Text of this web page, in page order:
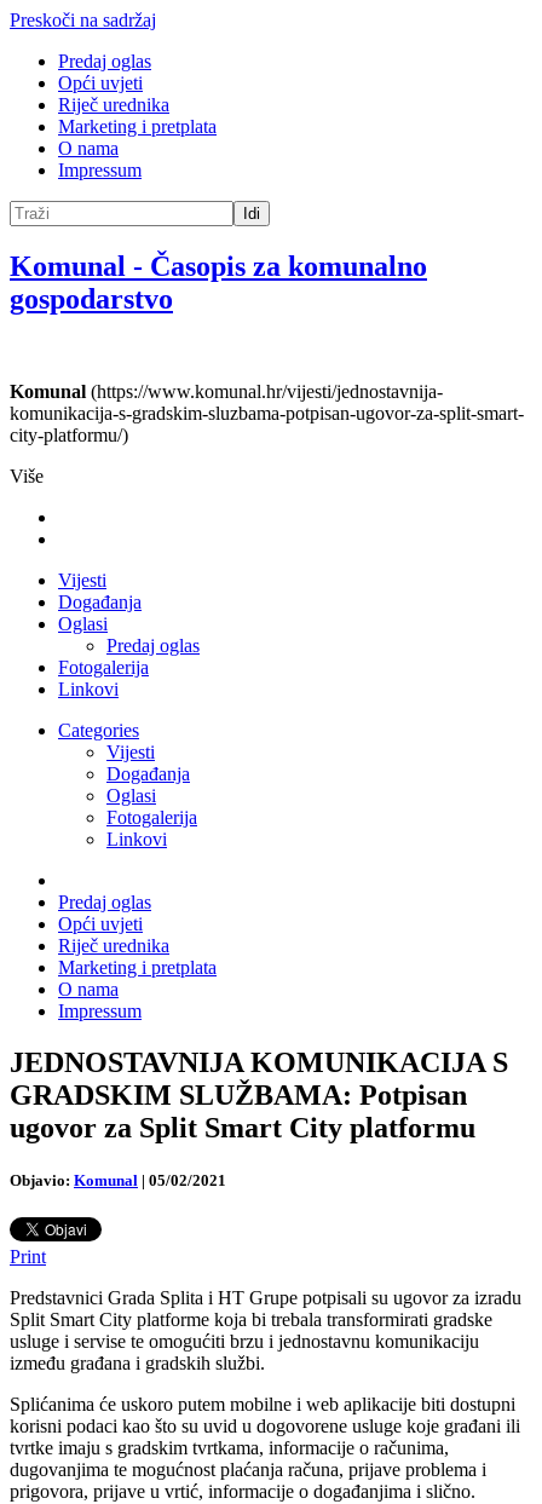
Preskoči na sadržaj
Predaj oglas
Opći uvjeti
Riječ urednika
Marketing i pretplata
O nama
Impressum
Idi
Komunal - Časopis za komunalno
gospodarstvo
Komunal (https://www.komunal.hr/vijesti/jednostavnija-
komunikacija-s-gradskim-sluzbama-potpisan-ugovor-za-split-smart-
city-platformu/)
Više
Vijesti
Događanja
Oglasi
Predaj oglas
Fotogalerija
Linkovi
Categories
Vijesti
Događanja
Oglasi
Fotogalerija
Linkovi
Predaj oglas
Opći uvjeti
Riječ urednika
Marketing i pretplata
O nama
Impressum
JEDNOSTAVNIJA KOMUNIKACIJA S
GRADSKIM SLUŽBAMA: Potpisan
ugovor za Split Smart City platformu
Objavio: Komunal | 05/02/2021
Print
Predstavnici Grada Splita i HT Grupe potpisali su ugovor za izradu
Split Smart City platforme koja bi trebala transformirati gradske
usluge i servise te omogućiti brzu i jednostavnu komunikaciju
između građana i gradskih službi.
Splićanima će uskoro putem mobilne i web aplikacije biti dostupni
korisni podaci kao što su uvid u dogovorene usluge koje građani ili
tvrtke imaju s gradskim tvrtkama, informacije o računima,
dugovanjima te mogućnost plaćanja računa, prijave problema i
prigovora, prijave u vrtić, informacije o događanjima i slično.